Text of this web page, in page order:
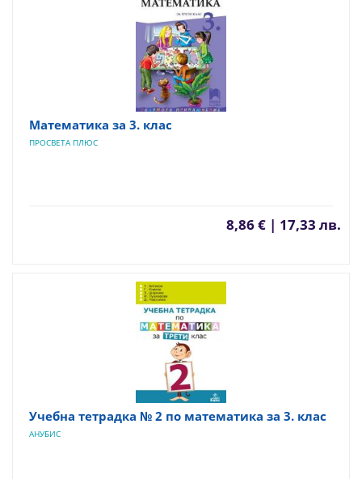
Математика за 3. клас
ПРОСВЕТА ПЛЮС
8,86 € | 17,33 лв.
Учебна тетрадка № 2 по математика за 3. клас
АНУБИС